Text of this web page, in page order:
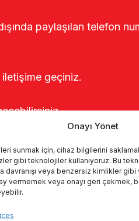
Onayı Yönet
sunmak için, cihaz bilgilerini
gibi teknolojiler kullanıyoruz. Bu
davranışı veya benzersiz kimlikler
vermemek veya onayı geri çekmek,
paylaşılan telefon
iletişime geçiniz.